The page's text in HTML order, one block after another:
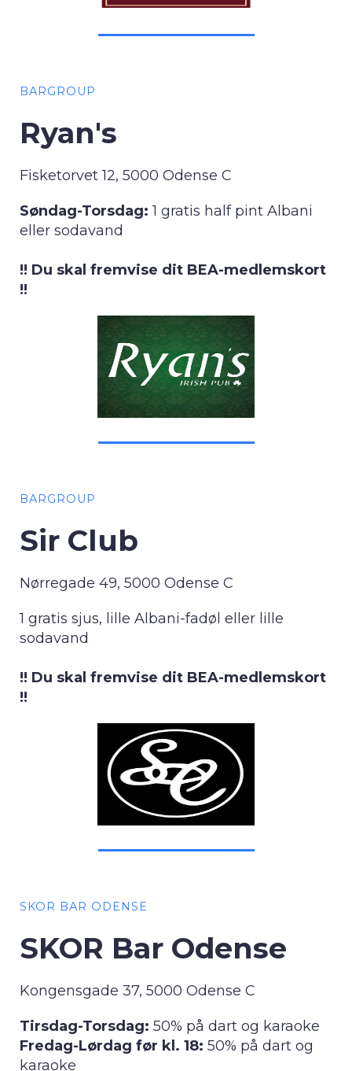
BARGROUP
Ryan's
Fisketorvet 12, 5000 Odense C
Søndag-Torsdag:1 gratis half pint Albani
eller sodavand
!! Du skal fremvise dit BEA-medlemskort
!!
BARGROUP
Sir Club
Nørregade 49, 5000 Odense C
1 gratis sjus, lille Albani-fadøl eller lille
sodavand
!! Du skal fremvise dit BEA-medlemskort
!!
SKOR BAR ODENSE
SKOR Bar Odense
Kongensgade 37, 5000 Odense C
Tirsdag-Torsdag: 50% på dart og karaoke
Fredag-Lørdag før kl. 18: 50% på dart og
karaoke